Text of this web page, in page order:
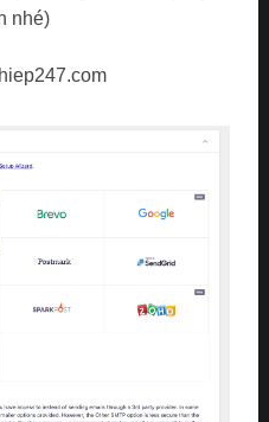
nhé)